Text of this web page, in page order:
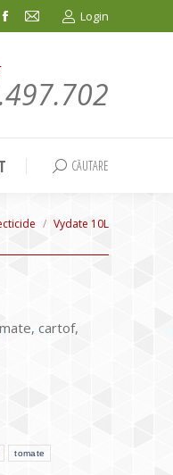
Facebook
in
window
Mail
in
window
Login
Search:
CĂUTARE
Vydate 10L
cartof,
tomate